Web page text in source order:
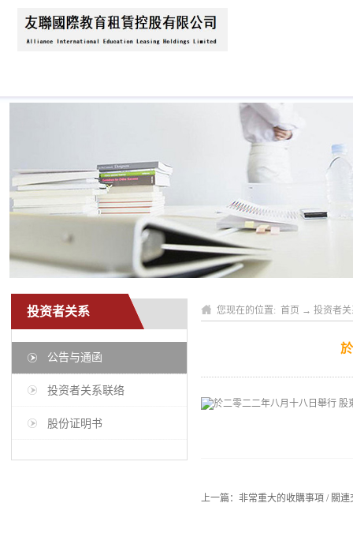
投资者关系
公告与通函
投资者关系联络
股份证明书
您现在的位置: 首页 → 投资者
上一篇： 非常重大的收購事項 / 關